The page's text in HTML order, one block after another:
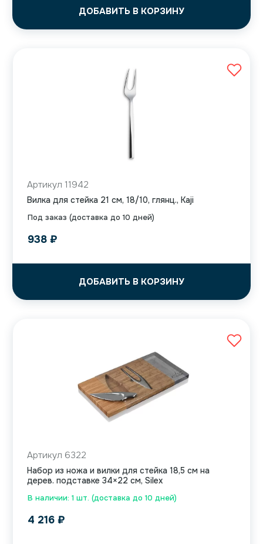
ДОБАВИТЬ В КОРЗИНУ
Под заказ (доставка до 10 дней)
Артикул 11942
Вилка для стейка 21 см, 18/10, глянц., Kaji
938 ₽
ДОБАВИТЬ В КОРЗИНУ
В наличии: 1 шт. (доставка до 10 дней)
Артикул 6322
Набор из ножа и вилки для стейка 18,5 см на
дерев. подставке 34×22 см, Silex
4 216 ₽